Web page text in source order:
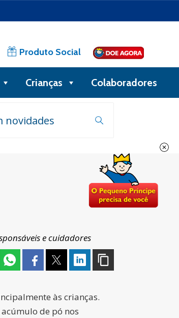
Produto Social
Crianças Colaboradores
e cuidadores
às crianças.
de pó nos